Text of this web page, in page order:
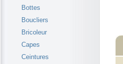
Bottes
Boucliers
Bricoleur
Capes
Ceintures